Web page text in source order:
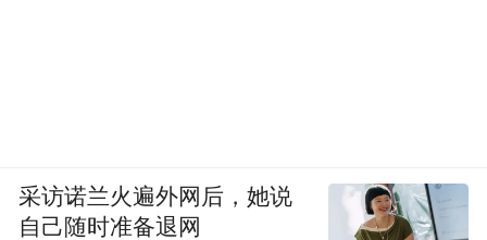
采访诺兰火遍外网后，她说
自己随时准备退网